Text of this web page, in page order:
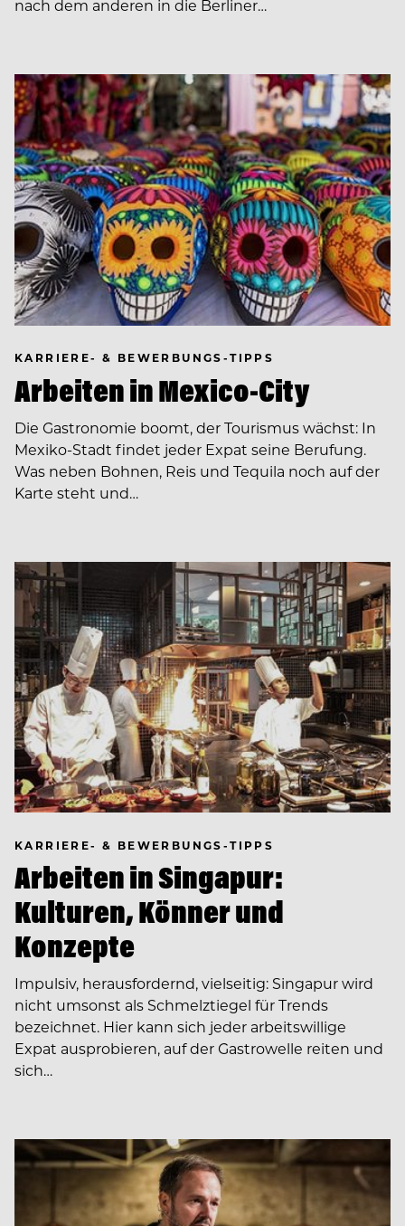
nach dem anderen in die Berliner…
KARRIERE- & BEWERBUNGS-TIPPS
Arbeiten in Mexico-City
Die Gastronomie boomt, der Tourismus wächst: In
Mexiko-Stadt findet jeder Expat seine Berufung.
Was neben Bohnen, Reis und Tequila noch auf der
Karte steht und…
KARRIERE- & BEWERBUNGS-TIPPS
Arbeiten in Singapur:
Kulturen, Könner und
Konzepte
Impulsiv, herausfordernd, vielseitig: Singapur wird
nicht umsonst als Schmelztiegel für Trends
bezeichnet. Hier kann sich jeder arbeitswillige
Expat ausprobieren, auf der Gastrowelle reiten und
sich…